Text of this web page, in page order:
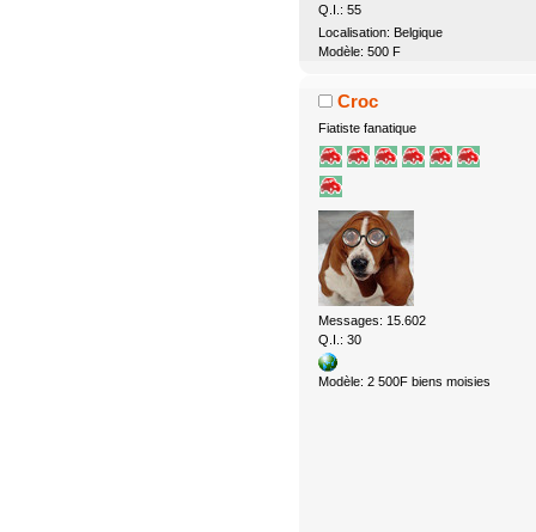
Q.I.: 55
Localisation: Belgique
Modèle: 500 F
Croc
Fiatiste fanatique
Messages: 15.602
Q.I.: 30
Modèle: 2 500F biens moisies